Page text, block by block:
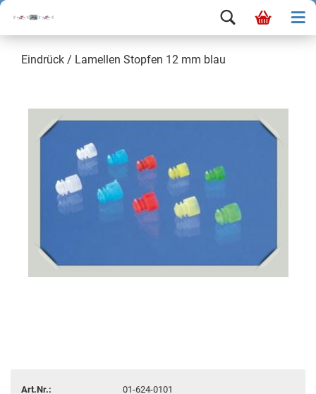
Eindrück / Lamellen Stopfen 12 mm blau
Art.Nr.:
01-624-0101